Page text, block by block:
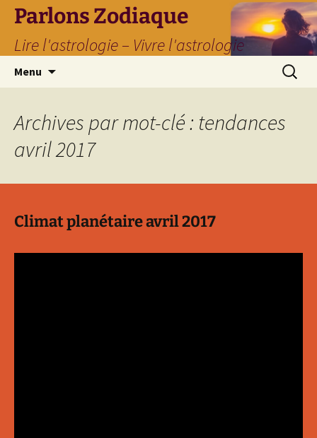
Parlons Zodiaque
Lire l'astrologie – Vivre l'astrologie
Menu
Archives par mot-clé : tendances
avril 2017
Climat planétaire avril 2017